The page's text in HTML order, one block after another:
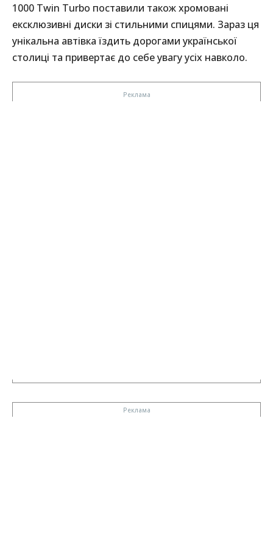
1000 Twin Turbo поставили також хромовані
ексклюзивні диски зі стильними спицями. Зараз ця
унікальна автівка їздить дорогами української
столиці та привертає до себе увагу усіх навколо.